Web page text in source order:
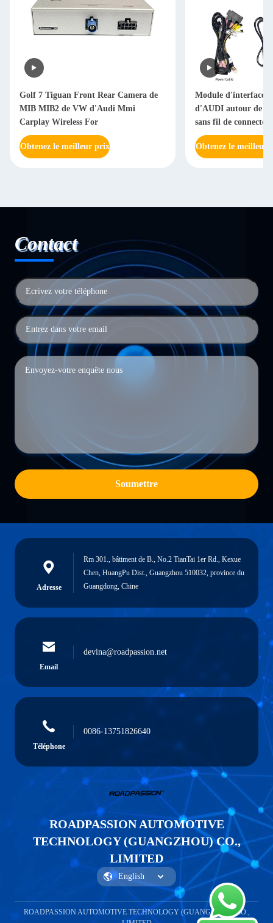
Golf 7 Tiguan Front Rear Camera de
MIB MIB2 de VW d'Audi Mmi
Carplay Wireless For
Obtenez le meilleur prix
Module d'interface
d'AUDI autour de
sans fil de
Obtenez le meilleur
Contact
Soumettre
Adresse
Rm 301., bâtiment de B., No.2 TianTai 1er Rd., Kexue
Chen, HuangPu Dist., Guangzhou 510032, province du
Guangdong, Chine
Email
devina@roadpassion.net
Téléphone
0086-13751826640
ROADPASSION AUTOMOTIVE
TECHNOLOGY (GUANGZHOU) CO.,
LIMITED
ROADPASSION AUTOMOTIVE TECHNOLOGY (GUANGZHOU) CO.,